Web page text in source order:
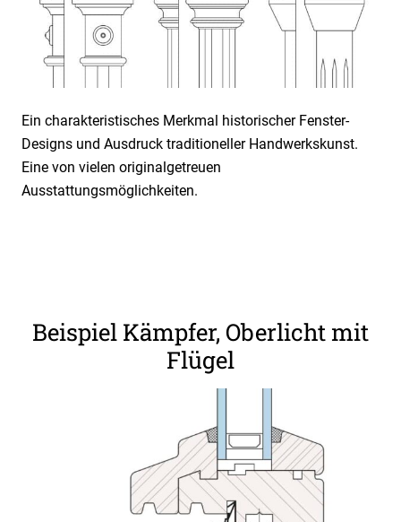
Ein charakteristisches Merkmal historischer Fenster-
Designs und Ausdruck traditioneller Handwerkskunst.
Eine von vielen originalgetreuen
Ausstattungsmöglichkeiten.
Beispiel Kämpfer, Oberlicht mit
Flügel